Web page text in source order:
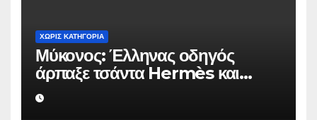
ΧΩΡΊΣ ΚΑΤΗΓΟΡΊΑ
Μύκονος: Έλληνας οδηγός
άρπαξε τσάντα Hermès και
Rolex αξίας 75.000 ευρώ από
Ουκρανό τουρίστα